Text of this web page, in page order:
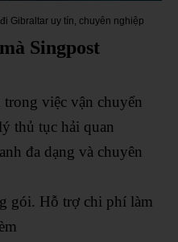
Gibraltar uy tín, chuyên nghiệp
Singpost
việc vận chuyển
thủ tục hải quan
đa dạng và chuyên
gói. Hỗ trợ chi phí làm